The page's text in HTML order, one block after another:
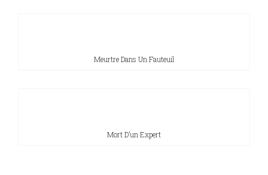
Meurtre Dans Un Fauteuil
Mort D’un Expert